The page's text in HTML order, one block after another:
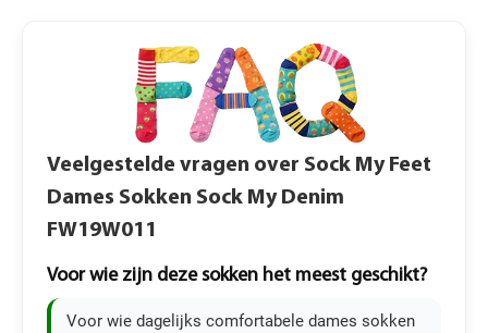
Veelgestelde vragen over Sock My Feet
Dames Sokken Sock My Denim
FW19W011
Voor wie zijn deze sokken het meest geschikt?
Voor wie dagelijks comfortabele dames sokken